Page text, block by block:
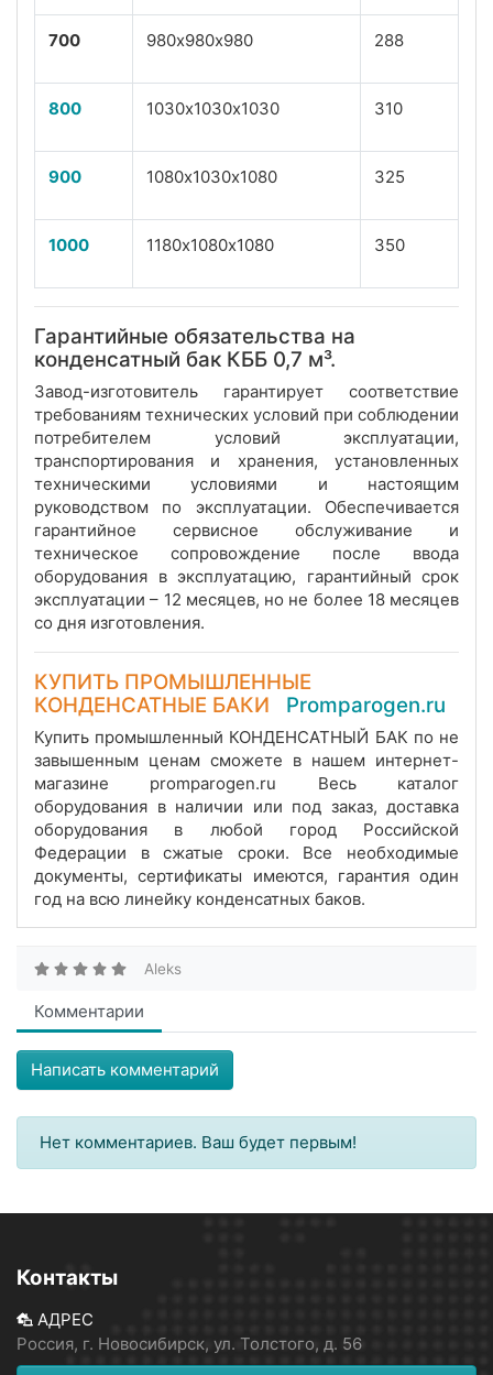
700 980х980х980 288
800 1030х1030х1030 310
900 1080х1030х1080 325
1000 1180х1080х1080 350
Гарантийные обязательства на
конденсатный бак КББ 0,7 м³.
Завод-изготовитель гарантирует соответствие
требованиям технических условий при соблюдении
потребителем условий эксплуатации,
транспортирования и хранения, установленных
техническими условиями и настоящим
руководством по эксплуатации. Обеспечивается
гарантийное сервисное обслуживание и
техническое сопровождение после ввода
оборудования в эксплуатацию, гарантийный срок
эксплуатации – 12 месяцев, но не более 18 месяцев
со дня изготовления.
КУПИТЬ ПРОМЫШЛЕННЫЕ
КОНДЕНСАТНЫЕ БАКИ
Promparogen.ru
Купить промышленный КОНДЕНСАТНЫЙ БАК по не
завышенным ценам сможете в нашем интернет-
магазине promparogen.ru Весь каталог
оборудования в наличии или под заказ, доставка
оборудования в любой город Российской
Федерации в сжатые сроки. Все необходимые
документы, сертификаты имеются, гарантия один
год на всю линейку конденсатных баков.
Aleks
Комментарии
Написать комментарий
Нет комментариев. Ваш будет первым!
Контакты
АДРЕС
Россия, г. Новосибирск, ул. Толстого, д. 56